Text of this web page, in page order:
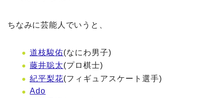
ちなみに芸能人でいうと、
道枝駿佑(なにわ男子)
藤井聡太(プロ棋士)
紀平梨花(フィギュアスケート選手)
Ado